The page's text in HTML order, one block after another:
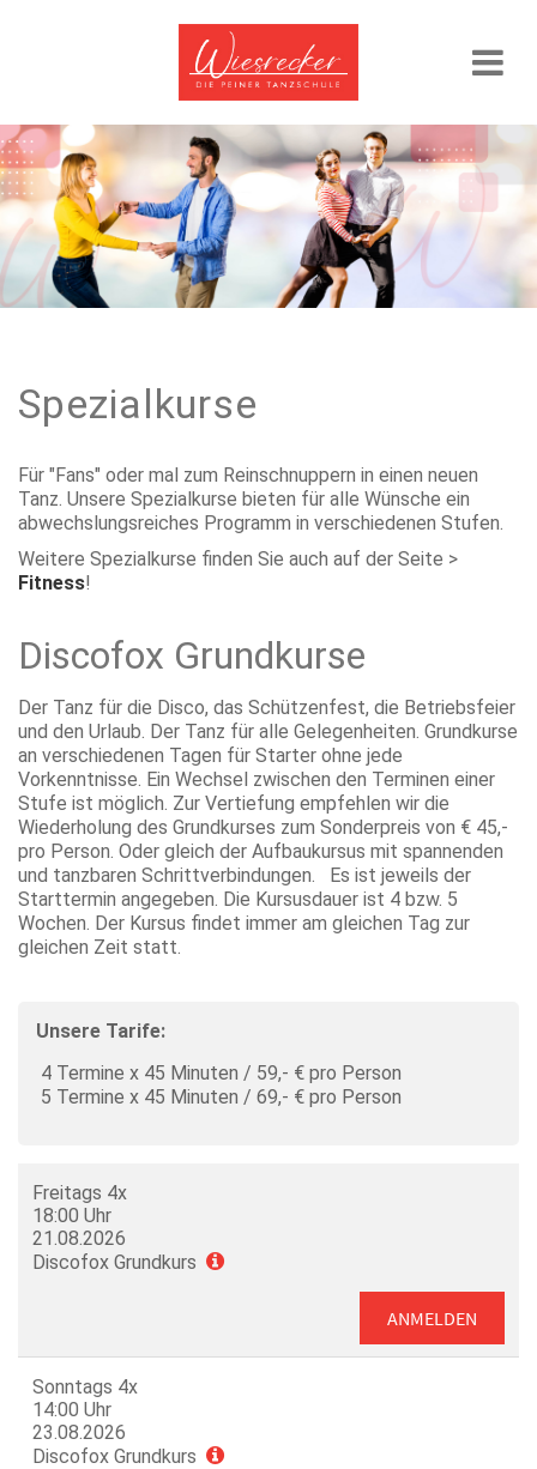
Spezialkurse
Für "Fans" oder mal zum Reinschnuppern in einen neuen
Tanz. Unsere Spezialkurse bieten für alle Wünsche ein
abwechslungsreiches Programm in verschiedenen Stufen.
Weitere Spezialkurse finden Sie auch auf der Seite >
Fitness!
Discofox Grundkurse
Der Tanz für die Disco, das Schützenfest, die Betriebsfeier
und den Urlaub. Der Tanz für alle Gelegenheiten. Grundkurse
an verschiedenen Tagen für Starter ohne jede
Vorkenntnisse. Ein Wechsel zwischen den Terminen einer
Stufe ist möglich. Zur Vertiefung empfehlen wir die
Wiederholung des Grundkurses zum Sonderpreis von € 45,-
pro Person. Oder gleich der Aufbaukursus mit spannenden
und tanzbaren Schrittverbindungen. Es ist jeweils der
Starttermin angegeben. Die Kursusdauer ist 4 bzw. 5
Wochen. Der Kursus findet immer am gleichen Tag zur
gleichen Zeit statt.
Unsere Tarife:
4 Termine x 45 Minuten / 59,- € pro Person
5 Termine x 45 Minuten / 69,- € pro Person
Freitags 4x
18:00 Uhr
21.08.2026
Discofox Grundkurs
ANMELDEN
Sonntags 4x
14:00 Uhr
23.08.2026
Discofox Grundkurs